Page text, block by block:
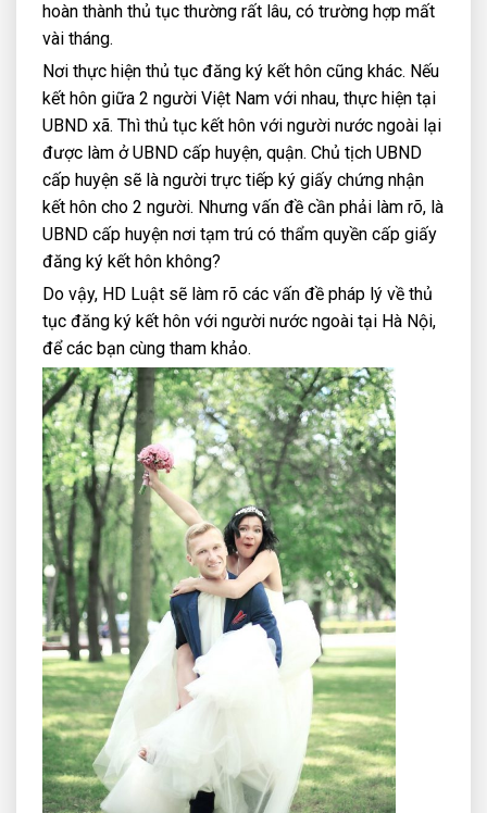
hoàn thành thủ tục thường rất lâu, có trường hợp mất
vài tháng.
Nơi thực hiện thủ tục đăng ký kết hôn cũng khác. Nếu
kết hôn giữa 2 người Việt Nam với nhau, thực hiện tại
UBND xã. Thì thủ tục kết hôn với người nước ngoài lại
được làm ở UBND cấp huyện, quận. Chủ tịch UBND
cấp huyện sẽ là người trực tiếp ký giấy chứng nhận
kết hôn cho 2 người. Nhưng vấn đề cần phải làm rõ, là
UBND cấp huyện nơi tạm trú có thẩm quyền cấp giấy
đăng ký kết hôn không?
Do vậy, HD Luật sẽ làm rõ các vấn đề pháp lý về thủ
tục đăng ký kết hôn với người nước ngoài tại Hà Nội,
để các bạn cùng tham khảo.